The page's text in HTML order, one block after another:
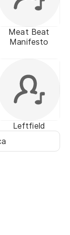
Meat Beat
Manifesto
Leftfield